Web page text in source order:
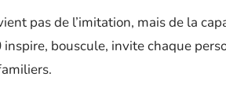
pas de l’imitation, mais de la
bouscule, invite chaque